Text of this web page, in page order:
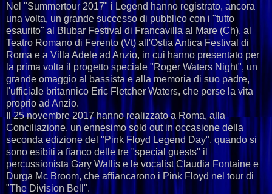
Nel "Summertour 2017" i Legend hanno registrato, ancora
una volta, un grande successo di pubblico con i "tutto
esaurito" al Blubar Festival di Francavilla al Mare (Ch), al
Teatro Romano di Ferento (Vt) all'Ostia Antica Festival di
Roma e a Villa Adele ad Anzio, in cui hanno presentato per
la prima volta il progetto speciale "Roger Waters Night", un
grande omaggio al bassista e alla memoria di suo padre,
l'ufficiale britannico Eric Fletcher Waters, che perse la vita
proprio ad Anzio.
Il 25 novembre 2017 hanno realizzato a Roma, alla
Conciliazione, un ennesimo sold out in occasione della
seconda edizione del "Pink Floyd Legend Day", quando si
sono esibiti a fianco delle tre "special guests" il
percussionista Gary Wallis e le vocalist Claudia Fontaine e
Durga Mc Broom, che affiancarono i Pink Floyd nel tour di
"The Division Bell".